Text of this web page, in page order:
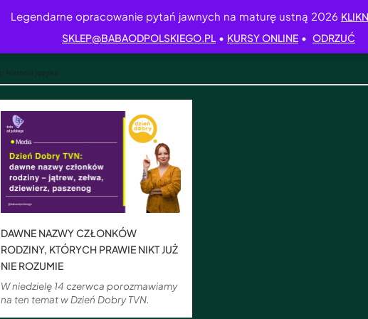
Legendarne opracowanie pytań jawnych na maturę ustną 2026
SKLEP@BABAODPOLSKIEGO.PL • KURSY ONLINE • ODRZUĆ
DAWNE NAZWY CZŁONKÓW
RODZINY, KTÓRYCH PRAWIE NIKT JUŻ
NIE ROZUMIE
W niedzielę 14 czerwca porozmawiamy
na ten temat w Dzień Dobry TVN.